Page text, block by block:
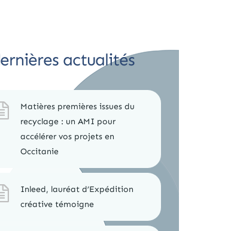
Dernières actualités
Matières premières issues du
recyclage : un AMI pour
accélérer vos projets en
Occitanie
Inleed, lauréat d’Expédition
créative témoigne